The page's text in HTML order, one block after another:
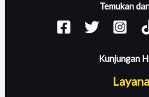
Temukan
Kunjungan